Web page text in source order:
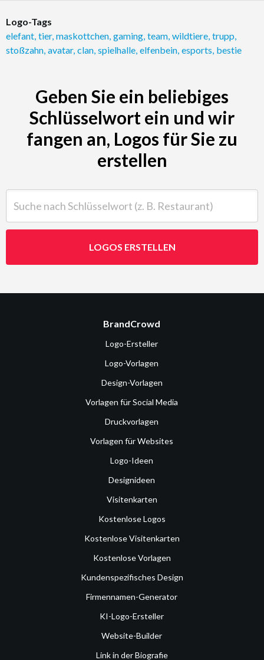
Logo-Tags
elefant tier, maskottchen gaming team wildtiere trupp
stoßzahn avatar, clan spielhalle elfenbein esports bestie
Geben Sie ein beliebiges
Schlüsselwort ein und wir
fangen an, Logos für Sie zu
erstellen
LOGOS ERSTELLEN
BrandCrowd
Logo-Ersteller
Logo-Vorlagen
Design-Vorlagen
Vorlagen für Social Media
Druckvorlagen
Vorlagen für Websites
Logo-Ideen
Designideen
Visitenkarten
Kostenlose Logos
Kostenlose Visitenkarten
Kostenlose Vorlagen
Kundenspezifisches Design
Firmennamen-Generator
KI-Logo-Ersteller
Website-Builder
Link in der Biografie